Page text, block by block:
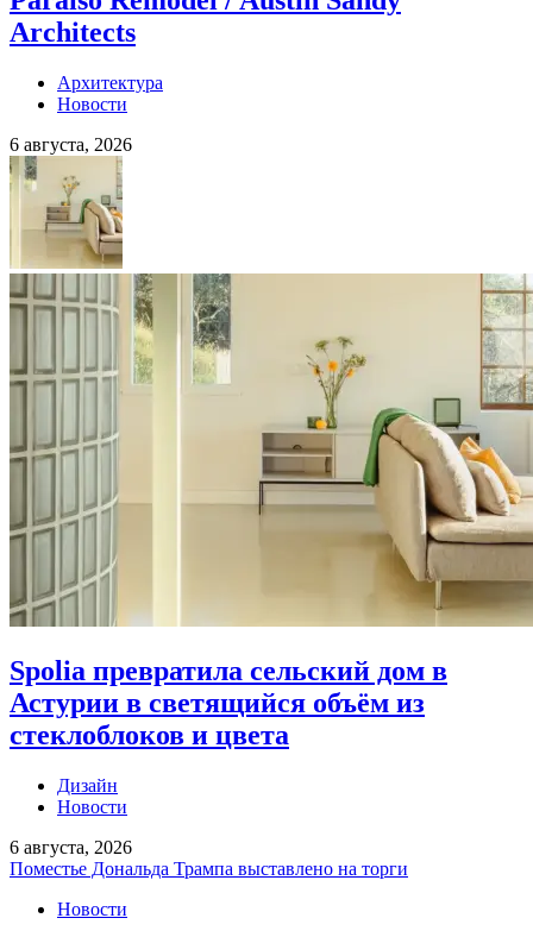
Architects
Архитектура
Новости
6 августа, 2026
Spolia превратила сельский дом в
Астурии в светящийся объём из
стеклоблоков и цвета
Дизайн
Новости
6 августа, 2026
Поместье Дональда Трампа выставлено на торги
Новости